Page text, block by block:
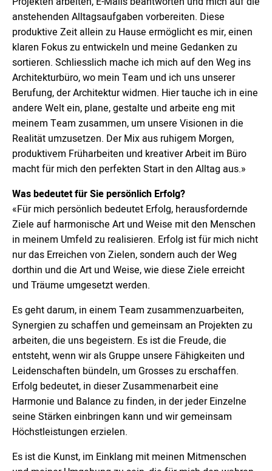
anstehenden Alltagsaufgaben vorbereiten. Diese
produktive Zeit allein zu Hause ermöglicht es mir, einen
klaren Fokus zu entwickeln und meine Gedanken zu
sortieren. Schliesslich mache ich mich auf den Weg ins
Architekturbüro, wo mein Team und ich uns unserer
Berufung, der Architektur widmen. Hier tauche ich in eine
andere Welt ein, plane, gestalte und arbeite eng mit
meinem Team zusammen, um unsere Visionen in die
Realität umzusetzen. Der Mix aus ruhigem Morgen,
produktivem Früharbeiten und kreativer Arbeit im Büro
macht für mich den perfekten Start in den Alltag aus.»
Was bedeutet für Sie persönlich Erfolg?
«Für mich persönlich bedeutet Erfolg, herausfordernde
Ziele auf harmonische Art und Weise mit den Menschen
in meinem Umfeld zu realisieren. Erfolg ist für mich nicht
nur das Erreichen von Zielen, sondern auch der Weg
dorthin und die Art und Weise, wie diese Ziele erreicht
und Träume umgesetzt werden.
Es geht darum, in einem Team zusammenzuarbeiten,
Synergien zu schaffen und gemeinsam an Projekten zu
arbeiten, die uns begeistern. Es ist die Freude, die
entsteht, wenn wir als Gruppe unsere Fähigkeiten und
Leidenschaften bündeln, um Grosses zu erschaffen.
Erfolg bedeutet, in dieser Zusammenarbeit eine
Harmonie und Balance zu finden, in der jeder Einzelne
seine Stärken einbringen kann und wir gemeinsam
Höchstleistungen erzielen.
Es ist die Kunst, im Einklang mit meinen Mitmenschen